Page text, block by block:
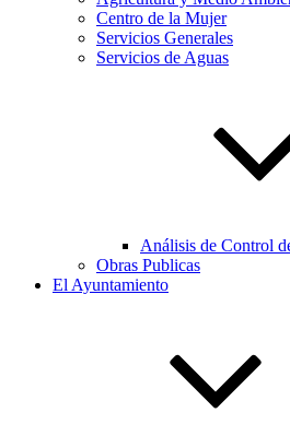
Centro de la Mujer
Servicios Generales
Servicios de Aguas
Análisis de Control
Obras Publicas
El Ayuntamiento